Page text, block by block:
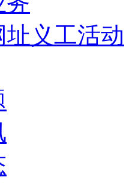
义工活动